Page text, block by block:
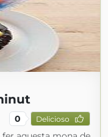
0 Delicioso